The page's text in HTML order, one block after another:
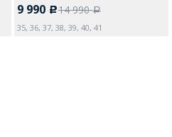
9 990 c14 990a
35, 36, 37, 38, 39, 40, 41